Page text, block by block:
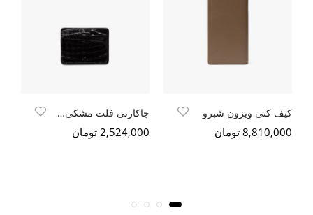
کیف کتی ویزون شبرو
8,810,000 تومان
جاکارتی فلت مشکی کروکو
2,524,000 تومان